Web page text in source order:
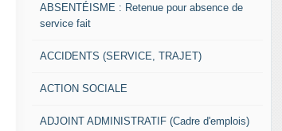
ABSENTÉISME : Retenue pour absence de
service fait
ACCIDENTS (SERVICE, TRAJET)
ACTION SOCIALE
ADJOINT ADMINISTRATIF (Cadre d'emplois)